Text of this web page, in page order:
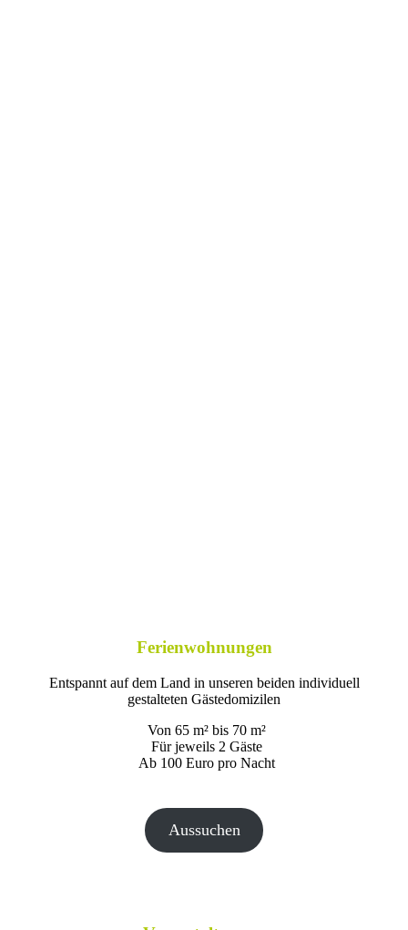
Ferienwohnungen
Entspannt auf dem Land in unseren beiden individuell
gestalteten Gästedomizilen
Von 65 m² bis 70 m²
Für jeweils 2 Gäste
Ab 100 Euro pro Nacht
Aussuchen